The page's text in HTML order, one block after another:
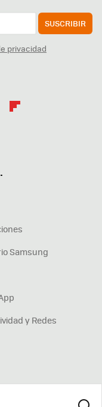
SUSCRIBIR
privacidad
Samsung
y Redes